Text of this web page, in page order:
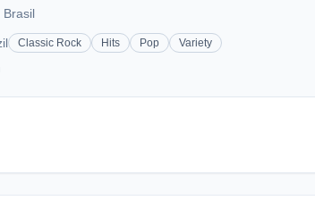
Brasil
Classic Rock Hits Pop Variety